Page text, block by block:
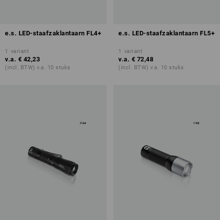
e.s. LED-staafzaklantaarn FL4+
1 variant
v.a. € 42,23
(incl. BTW) v.a. 10 stuks
e.s. LED-staafzaklantaarn FL5+
1 variant
v.a. € 72,48
(incl. BTW) v.a. 10 stuks